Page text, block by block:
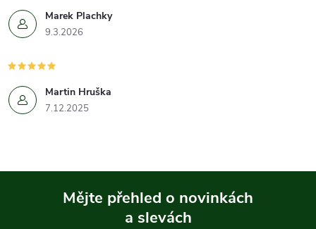
Marek Plachky
9.3.2026
Martin Hruška
7.12.2025
Mějte přehled o novinkách
a slevách